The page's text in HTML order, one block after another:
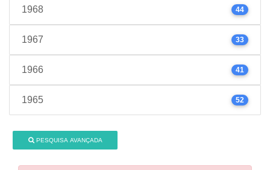
1968 44
1967 33
1966 41
1965 52
PESQUISA AVANÇADA